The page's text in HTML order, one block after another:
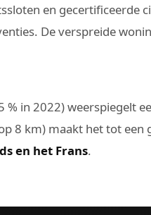
en gecertificeerde
De verspreide
% in 2022) weerspiegelt
8 km) maakt het tot een
en het Frans.